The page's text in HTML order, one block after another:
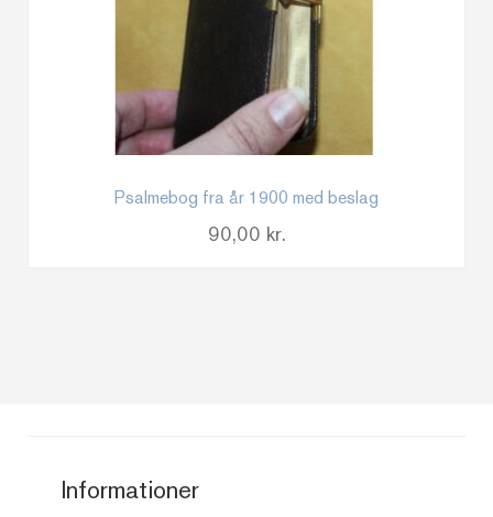
Psalmebog fra år 1900 med beslag
90,00 kr.
Informationer